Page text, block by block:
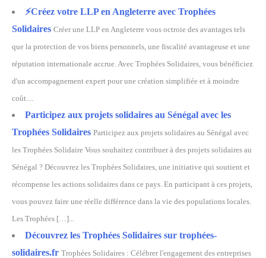
⚡️Créez votre LLP en Angleterre avec Trophées
Solidaires Créer une LLP en Angleterre vous octroie des avantages tels
que la protection de vos biens personnels, une fiscalité avantageuse et une
réputation internationale accrue. Avec Trophées Solidaires, vous bénéficiez
d'un accompagnement expert pour une création simplifiée et à moindre
coût....
Participez aux projets solidaires au Sénégal avec les
Trophées Solidaires Participez aux projets solidaires au Sénégal avec
les Trophées Solidaire Vous souhaitez contribuer à des projets solidaires au
Sénégal ? Découvrez les Trophées Solidaires, une initiative qui soutient et
récompense les actions solidaires dans ce pays. En participant à ces projets,
vous pouvez faire une réelle différence dans la vie des populations locales.
Les Trophées […]...
Découvrez les Trophées Solidaires sur trophées-
solidaires.fr Trophées Solidaires : Célébrer l'engagement des entreprises